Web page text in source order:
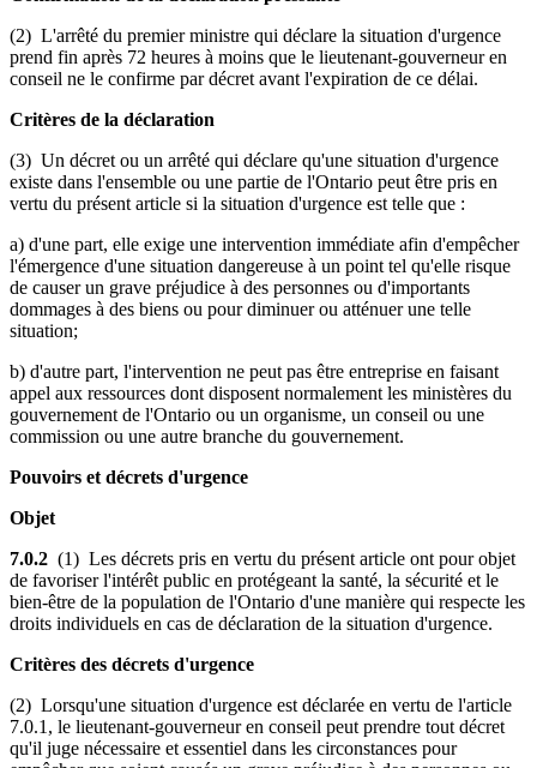
(2) L'arrêté du premier ministre qui déclare la situation d'urgence
prend fin après 72 heures à moins que le lieutenant-gouverneur en
conseil ne le confirme par décret avant l'expiration de ce délai.
Critères de la déclaration
(3) Un décret ou un arrêté qui déclare qu'une situation d'urgence
existe dans l'ensemble ou une partie de l'Ontario peut être pris en
vertu du présent article si la situation d'urgence est telle que :
a) d'une part, elle exige une intervention immédiate afin d'empêcher
l'émergence d'une situation dangereuse à un point tel qu'elle risque
de causer un grave préjudice à des personnes ou d'importants
dommages à des biens ou pour diminuer ou atténuer une telle
situation;
b) d'autre part, l'intervention ne peut pas être entreprise en faisant
appel aux ressources dont disposent normalement les ministères du
gouvernement de l'Ontario ou un organisme, un conseil ou une
commission ou une autre branche du gouvernement.
Pouvoirs et décrets d'urgence
Objet
7.0.2 (1) Les décrets pris en vertu du présent article ont pour objet
de favoriser l'intérêt public en protégeant la santé, la sécurité et le
bien-être de la population de l'Ontario d'une manière qui respecte les
droits individuels en cas de déclaration de la situation d'urgence.
Critères des décrets d'urgence
(2) Lorsqu'une situation d'urgence est déclarée en vertu de l'article
7.0.1, le lieutenant-gouverneur en conseil peut prendre tout décret
qu'il juge nécessaire et essentiel dans les circonstances pour